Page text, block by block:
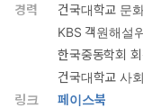
경력
건국대학교 문
KBS 객원해설
한국중동학회
건국대학교 사
링크
페이스북